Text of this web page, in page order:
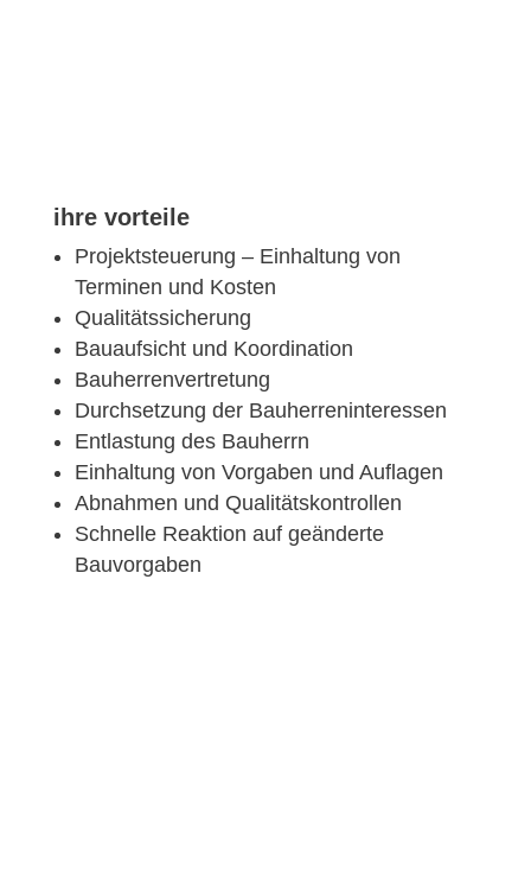
ihre vorteile
Projektsteuerung – Einhaltung von
Terminen und Kosten
Qualitätssicherung
Bauaufsicht und Koordination
Bauherrenvertretung
Durchsetzung der Bauherreninteressen
Entlastung des Bauherrn
Einhaltung von Vorgaben und Auflagen
Abnahmen und Qualitätskontrollen
Schnelle Reaktion auf geänderte
Bauvorgaben